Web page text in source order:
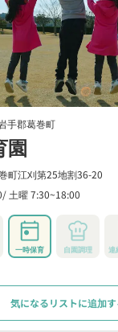
手郡葛巻町
園
町江刈第25地割36-20
土曜 7:30~18:00
一時保育 自園調理 連
気になるリストに追加す